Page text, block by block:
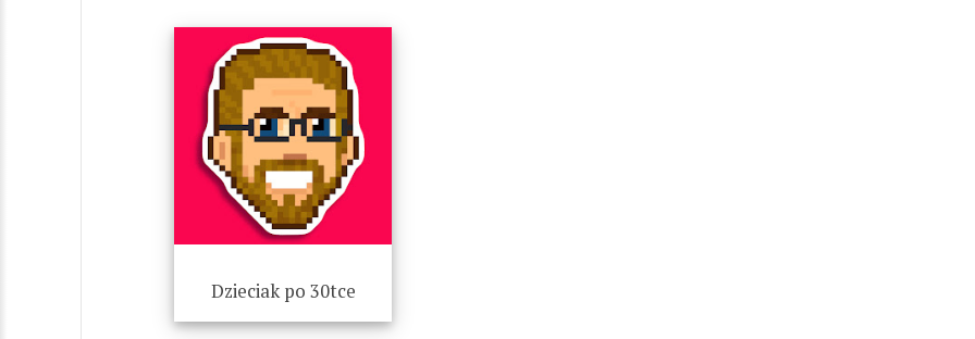
Dzieciak po 30tce